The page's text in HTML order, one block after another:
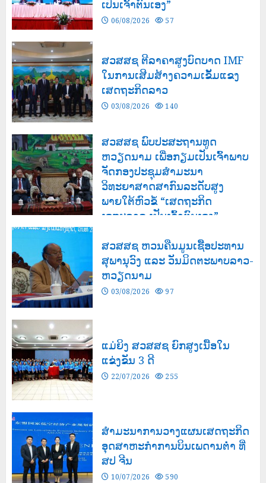
ເປັນເຈົ້າຕົນເອງ”
06/08/2026 57
ສວສສຊ ຕີລາຄາສູງບົດບາດ IMF
ໃນການເສີມສ້າງຄວາມເຂັ້ມແຂງ
ເສດຖະກິດລາວ
03/08/2026 140
ສວສສຊ ພົບປະສະຖານທູດ
ຫວຽດນາມ ເພື່ອກຽມເປັນເຈົ້າພາບ
ຈັດກອງປະຊຸມສຳມະນາ
ວິທະຍາສາດສາກົນລະດັບສູງ
ພາຍໃຕ້ຫົວຂໍ້ “ເສດຖະກິດ
ເອກະລາດ ເປັນເຈົ້າຕົນເອງ”
ສວສສຊ ຫວນຄືນມູນເຊື້ອປະທານ
ສຸພານຸວົງ ແລະ ວັນມິດຕະພາບລາວ-
ຫວຽດນາມ
03/08/2026 97
ແມ່ຍິງ ສວສສຊ ຍົກສູງເນື້ອໃນ
ແຂ່ງຂັນ 3 ດີ
22/07/2026 255
ສຳມະນາການວາງແຜນເສດຖະກິດ
ອຸດສາຫະກຳການບິນເພດານຕ່ຳ ທີ່
ສປ ຈີນ
10/07/2026 590